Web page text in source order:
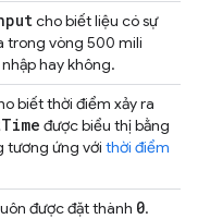
cho biết liệu có sự
trong vòng 500 mili
hay không.
biết thời điểm xảy ra
Time được biểu thị bằng
tương ứng với thời điểm
được đặt thành 0.